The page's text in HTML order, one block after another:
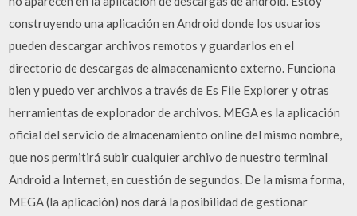
construyendo una aplicación en Android donde los usuarios
pueden descargar archivos remotos y guardarlos en el
directorio de descargas de almacenamiento externo. Funciona
bien y puedo ver archivos a través de Es File Explorer y otras
herramientas de explorador de archivos. MEGA es la aplicación
oficial del servicio de almacenamiento online del mismo nombre,
que nos permitirá subir cualquier archivo de nuestro terminal
Android a Internet, en cuestión de segundos. De la misma forma,
MEGA (la aplicación) nos dará la posibilidad de gestionar